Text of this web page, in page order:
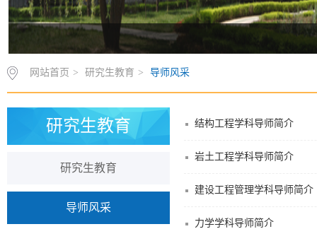
网站首页 > 研究生教育 > 导师风采
研究生教育
研究生教育
导师风采
结构工程学科导师简介
岩土工程学科导师简介
建设工程管理学科导师简介
力学学科导师简介